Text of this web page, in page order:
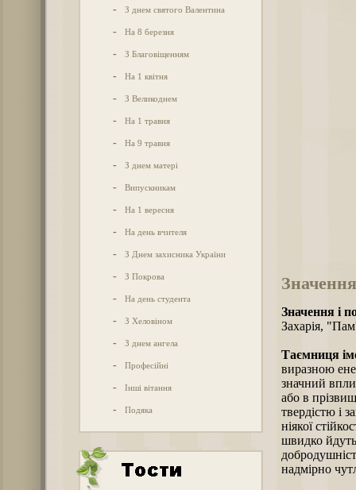
- З днем святого Валентина
- На 8 березня
- З Благовіщенням
- На 1 квітня
- З Великоднем
- На 1 травня
- На 9 травня
- З днем матері
- Випускникам
- На 1 вересня
- На день вчителя
- З Днем захисника України
- З Покрова
- На день студента
- З Хеловіном
- З днем ангела
- Професійні
- Інші вітання
- Подяка
Значення і
Захарія,
Таємниця
виразною
значний
або в
твердістю і
ніякої
швидко
надмірно